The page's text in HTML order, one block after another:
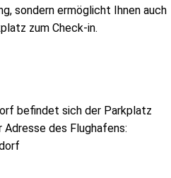
sondern ermöglicht Ihnen auch
zum Check-in.
befindet sich der Parkplatz
des Flughafens: